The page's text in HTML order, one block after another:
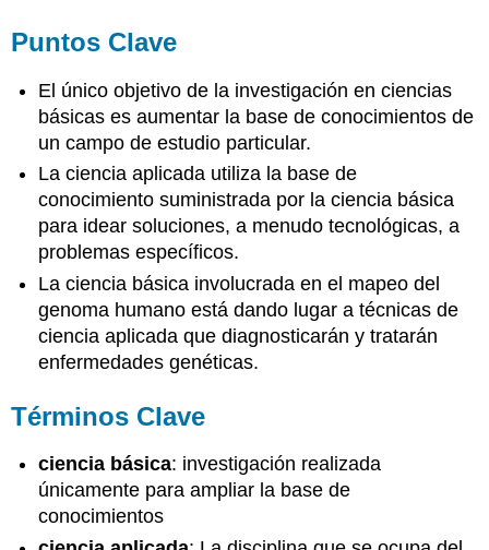
Puntos Clave
El único objetivo de la investigación en ciencias
básicas es aumentar la base de conocimientos de
un campo de estudio particular.
La ciencia aplicada utiliza la base de
conocimiento suministrada por la ciencia básica
para idear soluciones, a menudo tecnológicas, a
problemas específicos.
La ciencia básica involucrada en el mapeo del
genoma humano está dando lugar a técnicas de
ciencia aplicada que diagnosticarán y tratarán
enfermedades genéticas.
Términos Clave
ciencia básica: investigación realizada
únicamente para ampliar la base de
conocimientos